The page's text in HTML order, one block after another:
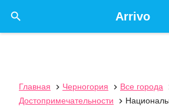
Arrivo

Главная  Черногория  Все города
Достопримечательности
